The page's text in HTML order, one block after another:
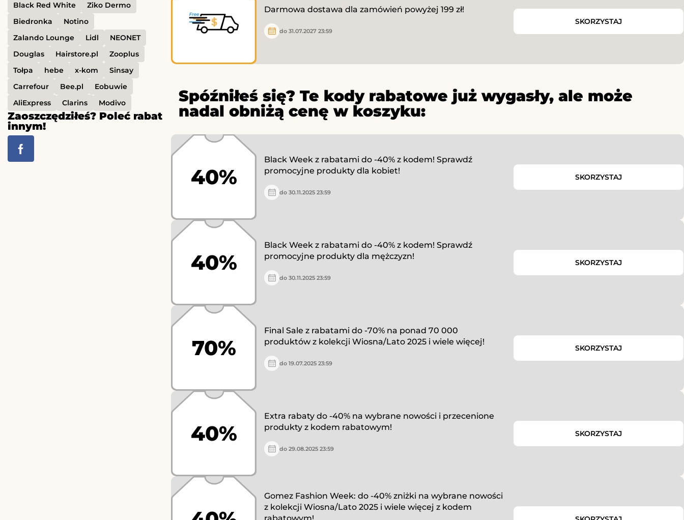
Black Red White
Ziko Dermo
Biedronka
Notino
Zalando Lounge
Lidl
NEONET
Douglas
Hairstore.pl
Zooplus
Tołpa
hebe x-kom
Sinsay
Carrefour
Bee.pl
Eobuwie
AliExpress
Clarins Modivo
Zaoszczędziłeś? Poleć rabat
innym!
Darmowa dostawa dla zamówień powyżej 199 zł!
do 31.07.2027 23:59
SKORZYSTAJ
Spóźniłeś się? Te kody rabatowe już wygasły, ale może
nadal obniżą cenę w koszyku:
40%
Black Week z rabatami do -40% z kodem! Sprawdź
promocyjne produkty dla kobiet!
do 30.11.2025 23:59
SKORZYSTAJ
40%
Black Week z rabatami do -40% z kodem! Sprawdź
promocyjne produkty dla mężczyzn!
do 30.11.2025 23:59
SKORZYSTAJ
70%
Final Sale z rabatami do -70% na ponad 70 000
produktów z kolekcji Wiosna/Lato 2025 i wiele więcej!
do 19.07.2025 23:59
SKORZYSTAJ
40%
Extra rabaty do -40% na wybrane nowości i przecenione
produkty z kodem rabatowym!
do 29.08.2025 23:59
SKORZYSTAJ
Gomez Fashion Week: do -40% zniżki na wybrane nowości
z kolekcji Wiosna/Lato 2025 i wiele więcej z kodem